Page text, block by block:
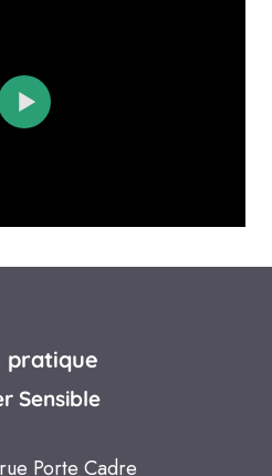
pratique
Sensible
Porte Cadre